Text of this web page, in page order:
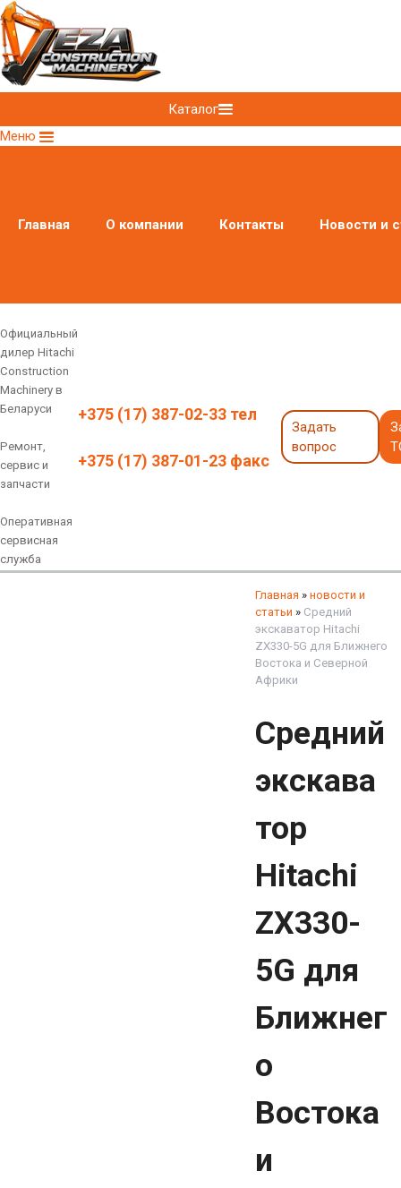
Каталог
Меню
Главная О компании Контакты Новости и
Официальный
дилер Hitachi
Construction
Machinery в
Беларуси
Ремонт,
сервис и
запчасти
Оперативная
сервисная
служба
+375 (17) 387-02-33 тел
+375 (17) 387-01-23 факс
Задать
вопрос
Главная » новости и
статьи » Средний
экскаватор Hitachi
ZX330-5G для Ближнего
Востока и Северной
Африки
Средний
экскава
тор
Hitachi
ZX330-
5G для
Ближнег
о
Востока
и